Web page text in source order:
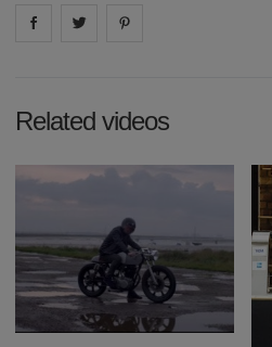
Share on facebook
Share on
Related videos